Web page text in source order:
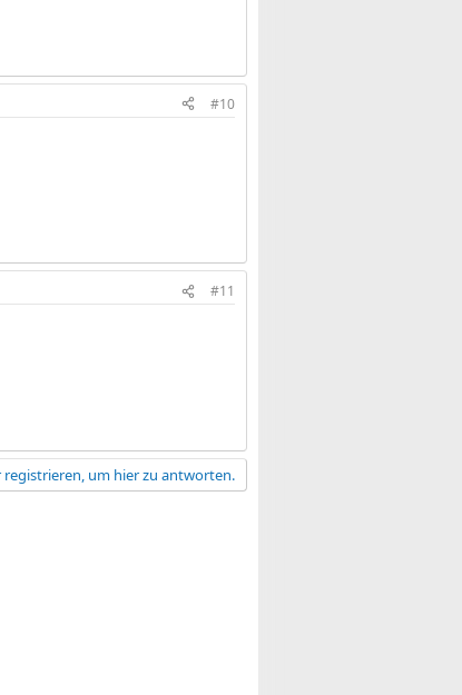
#10
#11
um hier zu antworten.